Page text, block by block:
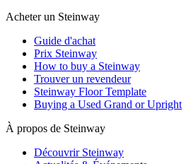
Acheter un Steinway
Guide d'achat
Prix Steinway
How to buy a Steinway
Trouver un revendeur
Steinway Floor Template
Buying a Used Grand or Upright
À propos de Steinway
Découvrir Steinway